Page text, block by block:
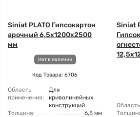
Siniat PLATO Гипсокартон
арочный 6,5x1200x2500
мм
Нет в наличии
Код Товара: 6706
Область
применения:
Для
криволинейных
конструкций
Толщина:
6,5 мм
Siniat